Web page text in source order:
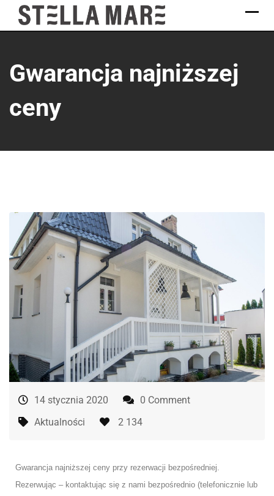
Gwarancja najniższej
ceny
14 stycznia 2020
0 Comment
Aktualności
2 134
Gwarancja najniższej ceny przy rezerwacji bezpośredniej.
Rezerwując – kontaktując się z nami bezpośrednio (telefonicznie lub